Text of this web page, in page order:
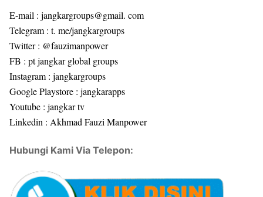
E-mail : jangkargroups@gmail. com
Telegram : t. me/jangkargroups
Twitter : @fauzimanpower
FB : pt jangkar global groups
Instagram : jangkargroups
Google Playstore : jangkarapps
Youtube : jangkar tv
Linkedin : Akhmad Fauzi Manpower
Hubungi Kami Via Telepon: